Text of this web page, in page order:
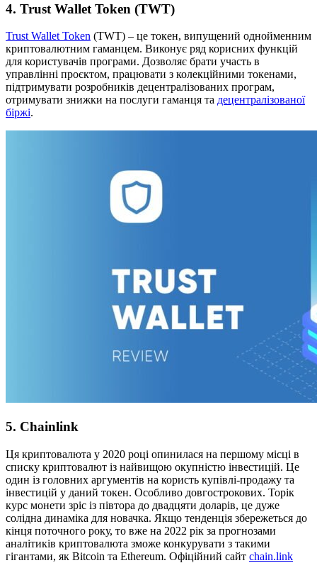
4. Trust Wallet Token (TWT)
Trust Wallet Token (TWT) – це токен, випущений однойменним
криптовалютним гаманцем. Виконує ряд корисних функцій
для користувачів програми. Дозволяє брати участь в
управлінні проєктом, працювати з колекційними токенами,
підтримувати розробників децентралізованих програм,
отримувати знижки на послуги гаманця та децентралізованої
біржі.
5. Chainlink
Ця криптовалюта у 2020 році опинилася на першому місці в
списку криптовалют із найвищою окупністю інвестицій. Це
один із головних аргументів на користь купівлі-продажу та
інвестицій у даний токен. Особливо довгострокових. Торік
курс монети зріс із півтора до двадцяти доларів, це дуже
солідна динаміка для новачка. Якщо тенденція збережеться до
кінця поточного року, то вже на 2022 рік за прогнозами
аналітиків криптовалюта зможе конкурувати з такими
гігантами, як Bitcoin та Ethereum. Офіційний сайт chain.link